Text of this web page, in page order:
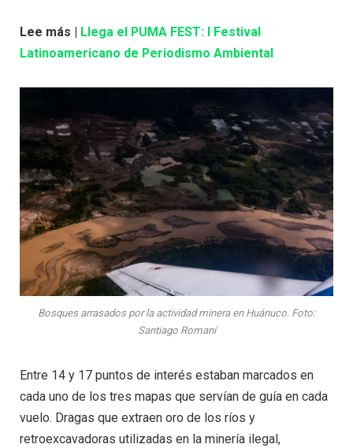
Lee más | Llega el PUMA FEST: I Festival
Latinoamericano de Periodismo Ambiental
Bosques arrasados por la actividad minera en Huánuco. Foto:
Santiago Romaní
Entre 14 y 17 puntos de interés estaban marcados en
cada uno de los tres mapas que servían de guía en cada
vuelo. Dragas que extraen oro de los ríos y
retroexcavadoras utilizadas en la minería ilegal,